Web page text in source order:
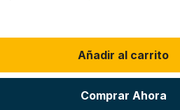
Añadir al carrito
Comprar Ahora